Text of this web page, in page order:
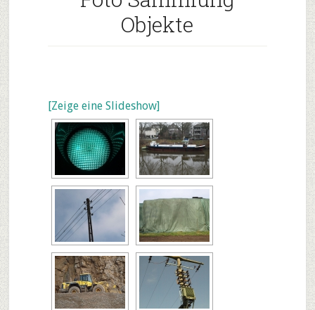
Objekte
[Zeige eine Slideshow]